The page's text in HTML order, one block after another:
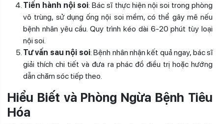
Tiến hành nội soi: Bác sĩ thực hiện nội soi trong phòng
vô trùng, sử dụng ống nội soi mềm, có thể gây mê nếu
bệnh nhân yêu cầu. Quy trình kéo dài 6-20 phút tùy loại
nội soi.
Tư vấn sau nội soi: Bệnh nhân nhận kết quả ngay, bác sĩ
giải thích chi tiết và đưa ra phác đồ điều trị hoặc hướng
dẫn chăm sóc tiếp theo.
Hiểu Biết và Phòng Ngừa Bệnh Tiêu
Hóa